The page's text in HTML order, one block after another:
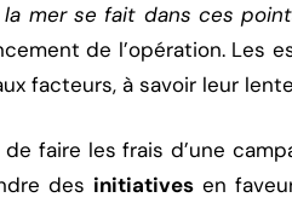
mer se fait dans ces
de l’opération. Les
facteurs, à savoir leur
faire les frais d’une
des initiatives en